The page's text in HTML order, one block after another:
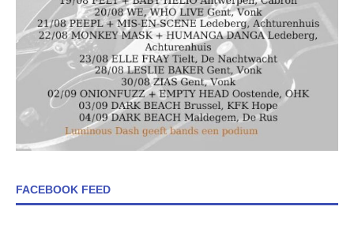
FACEBOOK FEED